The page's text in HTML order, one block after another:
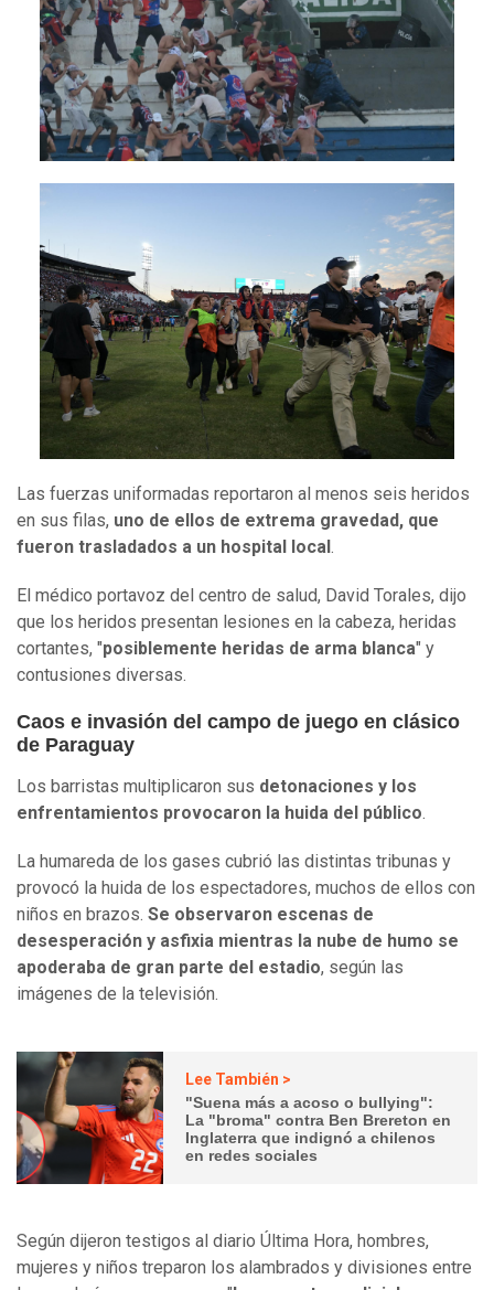
Las fuerzas uniformadas reportaron al menos seis heridos
en sus filas, uno de ellos de extrema gravedad, que
fueron trasladados a un hospital local.
El médico portavoz del centro de salud, David Torales, dijo
que los heridos presentan lesiones en la cabeza, heridas
cortantes, "posiblemente heridas de arma blanca" y
contusiones diversas.
Caos e invasión del campo de juego en clásico
de Paraguay
Los barristas multiplicaron sus detonaciones y los
enfrentamientos provocaron la huida del público
La humareda de los gases cubrió las distintas tribunas y
provocó la huida de los espectadores, muchos de ellos con
niños en brazos. Se observaron escenas de
desesperación y asfixia mientras la nube de humo se
apoderaba de gran parte del estadio, según las
imágenes de la televisión.
Lee También >
"Suena más a acoso o bullying":
La "broma" contra Ben Brereton en
Inglaterra que indignó a chilenos
en redes sociales
Según dijeron testigos al diario Última Hora, hombres,
mujeres y niños treparon los alambrados y divisiones entre